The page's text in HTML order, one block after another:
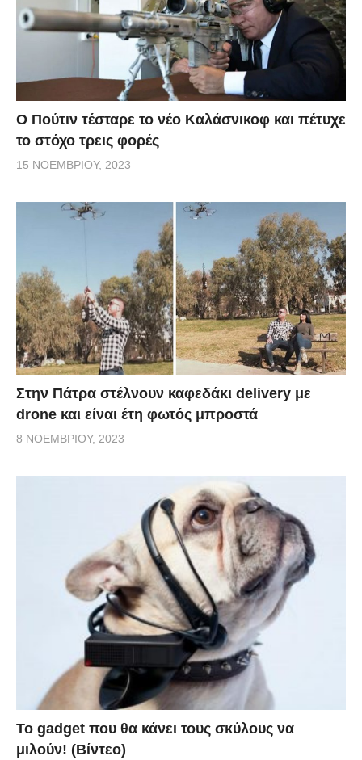
Ο Πούτιν τέσταρε το νέο Καλάσνικοφ και πέτυχε
το στόχο τρεις φορές
15 ΝΟΕΜΒΡΊΟΥ, 2023
Στην Πάτρα στέλνουν καφεδάκι delivery με
drone και είναι έτη φωτός μπροστά
8 ΝΟΕΜΒΡΊΟΥ, 2023
Το gadget που θα κάνει τους σκύλους να
μιλούν! (Βίντεο)